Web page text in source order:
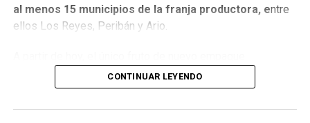
al menos 15 municipios de la franja productora, entre
ellos Los Reyes, Peribán y Ario.
autorizado para revisión por parte de las autoridades
estadounidenses es el originario de Tancítaro,
CONTINUAR LEYENDO